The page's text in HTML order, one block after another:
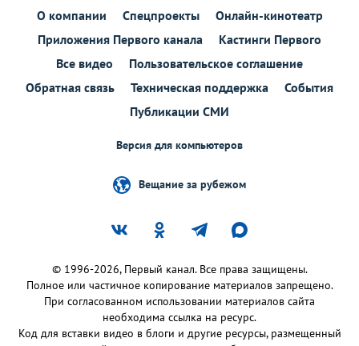
О компании Спецпроекты
Онлайн-кинотеатр
Приложения Первого канала
Кастинги Первого
Все видео
Пользовательское соглашение
Обратная связь
Техническая поддержка
События
Публикации СМИ
Версия для компьютеров
Вещание за рубежом
© 1996-2026, Первый канал. Все права защищены.
Полное или частичное копирование материалов запрещено.
При согласованном использовании материалов сайта
необходима ссылка на ресурс.
Код для вставки видео в блоги и другие ресурсы, размещенный